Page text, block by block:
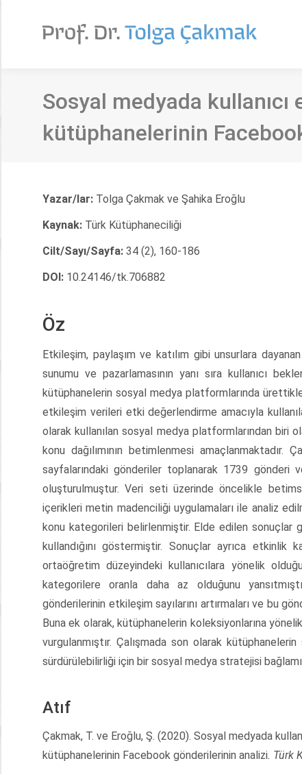
Sosyal medyada
kütüphanelerinin
Yazar/lar: Tolga Çakmak ve Şahika Eroğlu
Kaynak: Türk Kütüphaneciliği
Cilt/Sayı/Sayfa: 34 (2), 160-186
DOI: 10.24146/tk.706882
Öz
Etkileşim, paylaşım ve katılım gibi unsurlara
sunumu ve pazarlamasının yanı sıra kullanıcı
kütüphanelerin sosyal medya platformlarında
etkileşim verileri etki değerlendirme amacıyla
olarak kullanılan sosyal medya platformlarından biri
konu dağılımının betimlenmesi amaçlanmaktadır.
sayfalarındaki gönderiler toplanarak 1739
oluşturulmuştur. Veri seti üzerinde öncelikle
içerikleri metin madenciliği uygulamaları ile analiz
konu kategorileri belirlenmiştir. Elde edilen sonuçlar
kullandığını göstermiştir. Sonuçlar ayrıca
ortaöğretim düzeyindeki kullanıcılara yönelik
kategorilere oranla daha az olduğunu
gönderilerinin etkileşim sayılarını artırmaları ve bu
Buna ek olarak, kütüphanelerin koleksiyonlarına
vurgulanmıştır. Çalışmada son olarak
sürdürülebilirliği için bir sosyal medya stratejisi
Atıf
Çakmak, T. ve Eroğlu, Ş. (2020). Sosyal medyada
kütüphanelerinin Facebook gönderilerinin analizi. Türk